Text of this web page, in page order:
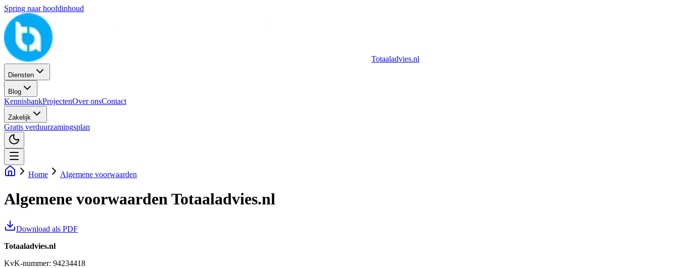
Spring naar hoofdinhoud
Totaaladvies.nl
Diensten
Blog
KennisbankProjectenOver onsContact
Zakelijk
Gratis verduurzamingsplan
Home Algemene voorwaarden
Algemene voorwaarden Totaaladvies.nl
Download als PDF
Totaaladvies.nl
KvK-nummer: 94234418